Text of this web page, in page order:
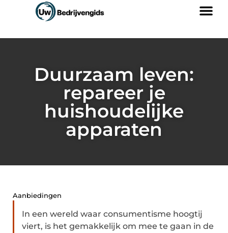
Duurzaam leven:
repareer je
huishoudelijke
apparaten
Aanbiedingen
In een wereld waar consumentisme hoogtij
viert, is het gemakkelijk om mee te gaan in de